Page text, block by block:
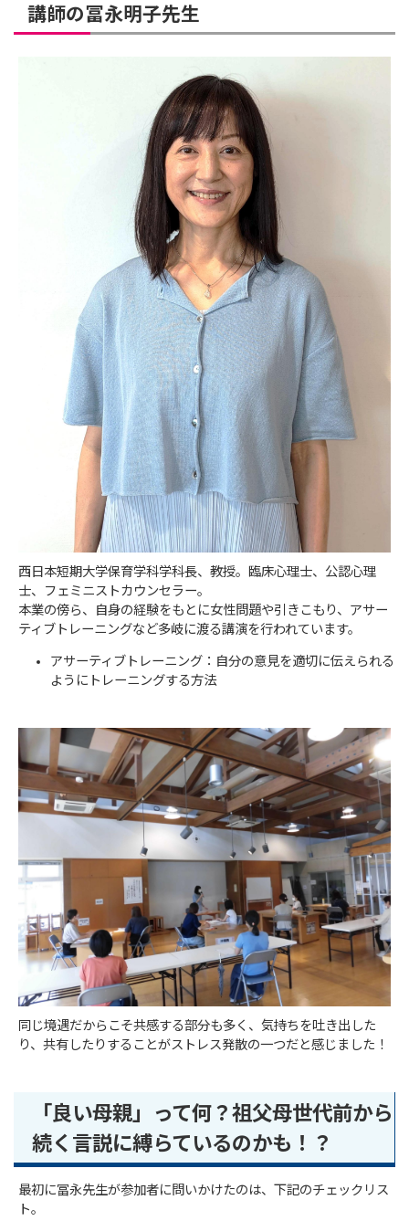
講師の冨永明子先生
西日本短期大学保育学科学科長、教授。臨床心理士、公認心理
士、フェミニストカウンセラー。
本業の傍ら、自身の経験をもとに女性問題や引きこもり、アサー
ティブトレーニングなど多岐に渡る講演を行われています。
アサーティブトレーニング：自分の意見を適切に伝えられる
ようにトレーニングする方法
同じ境遇だからこそ共感する部分も多く、気持ちを吐き出した
り、共有したりすることがストレス発散の一つだと感じました！
「良い母親」って何？祖父母世代前から
続く言説に縛らているのかも！？
最初に冨永先生が参加者に問いかけたのは、下記のチェックリス
ト。